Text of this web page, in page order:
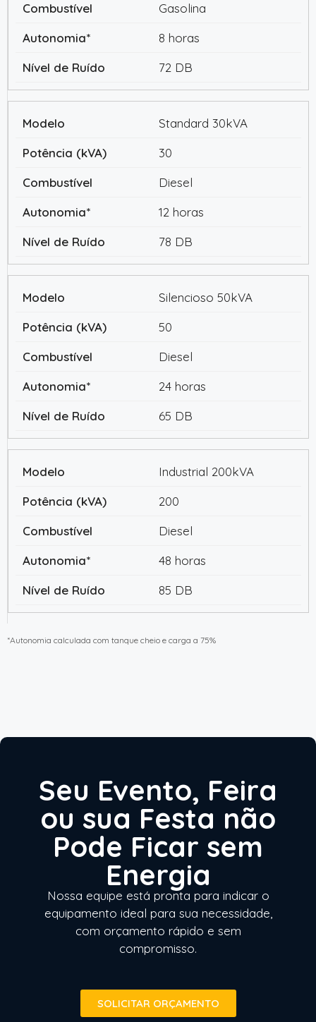
Gasolina
8 horas
72 DB
Standard 30kVA
30
Diesel
12 horas
78 DB
Silencioso 50kVA
50
Diesel
24 horas
65 DB
Industrial 200kVA
200
Diesel
48 horas
85 DB
*Autonomia calculada com tanque cheio e carga a 75%
Seu Evento, Feira
ou sua Festa não
Pode Ficar sem
Energia
Nossa equipe está pronta para indicar o
equipamento ideal para sua necessidade,
com orçamento rápido e sem
compromisso.
SOLICITAR ORÇAMENTO